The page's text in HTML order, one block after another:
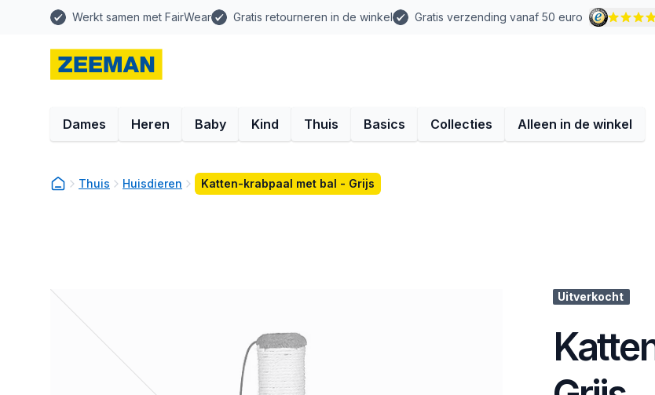
Werkt samen met FairWear Gratis retourneren in de winkel Gratis verzending vanaf 50 euro
Dames Heren Baby Kind Thuis Basics Collecties Alleen in de winkel
Thuis Huisdieren Katten-krabpaal met bal - Grijs
Uitverkocht